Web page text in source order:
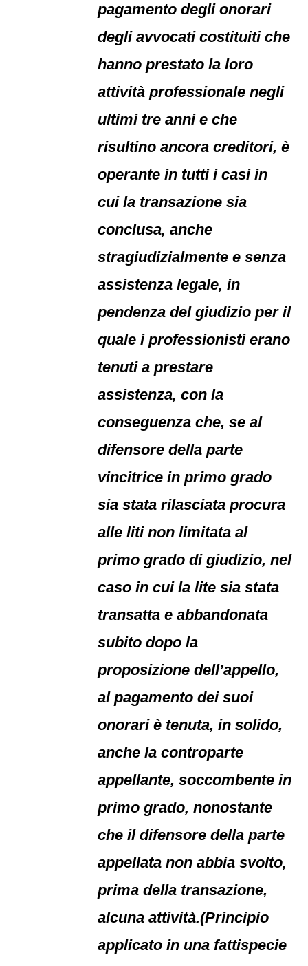
pagamento degli onorari
degli avvocati costituiti che
hanno prestato la loro
attività professionale negli
ultimi tre anni e che
risultino ancora creditori, è
operante in tutti i casi in
cui la transazione sia
conclusa, anche
stragiudizialmente e senza
assistenza legale, in
pendenza del giudizio per il
quale i professionisti erano
tenuti a prestare
assistenza, con la
conseguenza che, se al
difensore della parte
vincitrice in primo grado
sia stata rilasciata procura
alle liti non limitata al
primo grado di giudizio, nel
caso in cui la lite sia stata
transatta e abbandonata
subito dopo la
proposizione dell’appello,
al pagamento dei suoi
onorari è tenuta, in solido,
anche la controparte
appellante, soccombente in
primo grado, nonostante
che il difensore della parte
appellata non abbia svolto,
prima della transazione,
alcuna attività.(Principio
applicato in una fattispecie